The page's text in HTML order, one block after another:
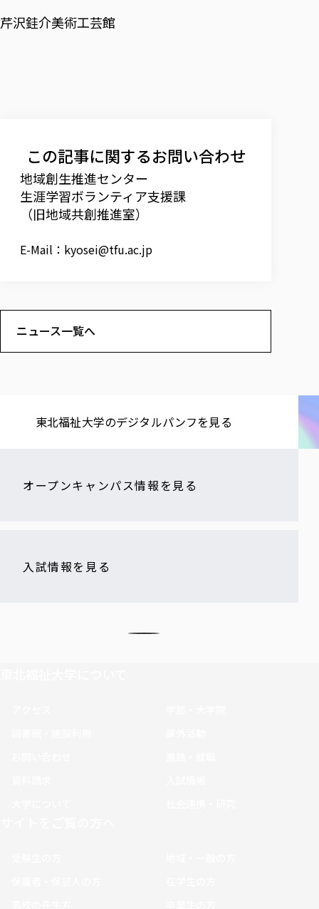
芹沢銈介美術工芸館
この記事に関するお問い合わせ
地域創生推進センター
生涯学習ボランティア支援課
（旧地域共創推進室）
E-Mail： kyosei@tfu.ac.jp
ニュース一覧へ
東北福祉大学の​デジタルパンフを​見る​
オープンキャンパス情報を見る
入試情報を見る